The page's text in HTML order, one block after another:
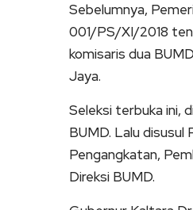
Sebelumnya,
001/PS/XI/2018
komisaris dua
Jaya.
Seleksi terbuka ini,
BUMD. Lalu
Pengangkatan,
Direksi BUMD.